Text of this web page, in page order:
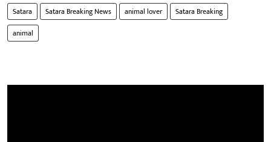
Satara Satara Breaking News animal lover
Satara Breaking
animal